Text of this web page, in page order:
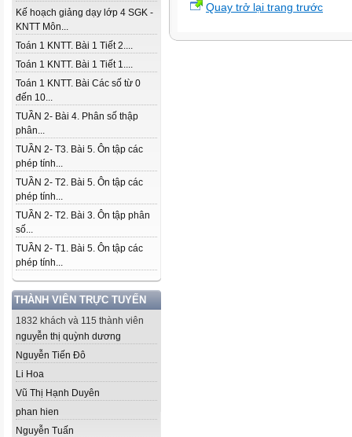
Kế hoạch giảng dạy lớp 4 SGK -
KNTT Môn...
Toán 1 KNTT. Bài 1 Tiết 2....
Toán 1 KNTT. Bài 1 Tiết 1....
Toán 1 KNTT. Bài Các số từ 0
đến 10...
TUẦN 2- Bài 4. Phân số thập
phân...
TUẦN 2- T3. Bài 5. Ôn tập các
phép tính...
TUẦN 2- T2. Bài 5. Ôn tập các
phép tính...
TUẦN 2- T2. Bài 3. Ôn tập phân
số...
TUẦN 2- T1. Bài 5. Ôn tập các
phép tính...
THÀNH VIÊN TRỰC TUYẾN
1832 khách và 115 thành viên
nguyễn thị quỳnh dương
Nguyễn Tiến Đô
Li Hoa
Vũ Thị Hạnh Duyên
phan hien
Nguyễn Tuấn
Quay trở lại trang trước